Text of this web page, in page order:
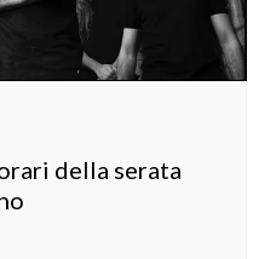
della serata